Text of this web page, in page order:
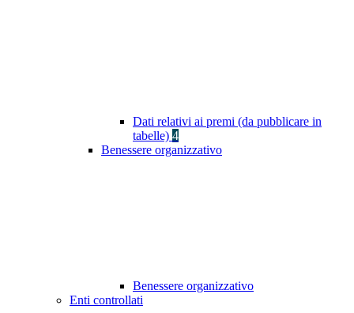
Dati relativi ai premi (da pubblicare in
tabelle) 4
Benessere organizzativo
Benessere organizzativo
Enti controllati